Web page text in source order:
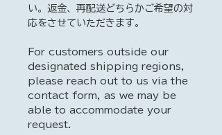
い。返金、再配送どちらかご希望の対
応をさせていただきます。
For customers outside our
designated shipping regions,
please reach out to us via the
contact form, as we may be
able to accommodate your
request.